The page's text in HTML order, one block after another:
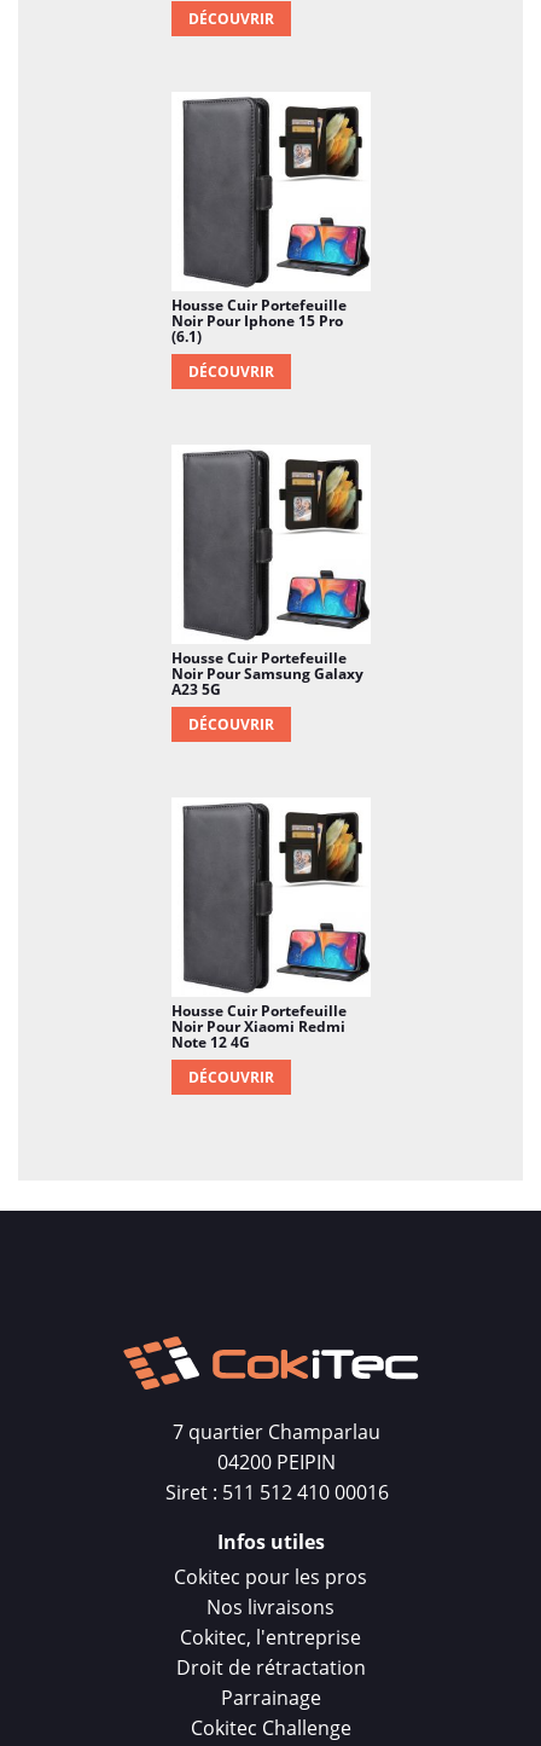
DÉCOUVRIR
Housse Cuir Portefeuille
Noir Pour Iphone 15 Pro
(6.1)
DÉCOUVRIR
Housse Cuir Portefeuille
Noir Pour Samsung Galaxy
A23 5G
DÉCOUVRIR
Housse Cuir Portefeuille
Noir Pour Xiaomi Redmi
Note 12 4G
DÉCOUVRIR
7 quartier Champarlau
04200 PEIPIN
Siret : 511 512 410 00016
Infos utiles
Cokitec pour les pros
Nos livraisons
Cokitec, l'entreprise
Droit de rétractation
Parrainage
Cokitec Challenge